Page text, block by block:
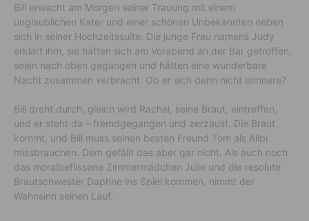
Bill erwacht am Morgen seiner Trauung mit einem
unglaublichen Kater und einer schönen Unbekannten neben
sich in seiner Hochzeitssuite. Die junge Frau namens Judy
erklärt ihm, sie hätten sich am Vorabend an der Bar getroffen,
seien nach oben gegangen und hätten eine wunderbare
Nacht zusammen verbracht. Ob er sich denn nicht erinnere?
Bill dreht durch, gleich wird Rachel, seine Braut, eintreffen,
und er steht da – fremdgegangen und zerzaust. Die Braut
kommt, und Bill muss seinen besten Freund Tom als Alibi
missbrauchen. Dem gefällt das aber gar nicht. Als auch noch
das moralbeflissene Zimmermädchen Julie und die resolute
Brautschwester Daphne ins Spiel kommen, nimmt der
Wahnsinn seinen Lauf.